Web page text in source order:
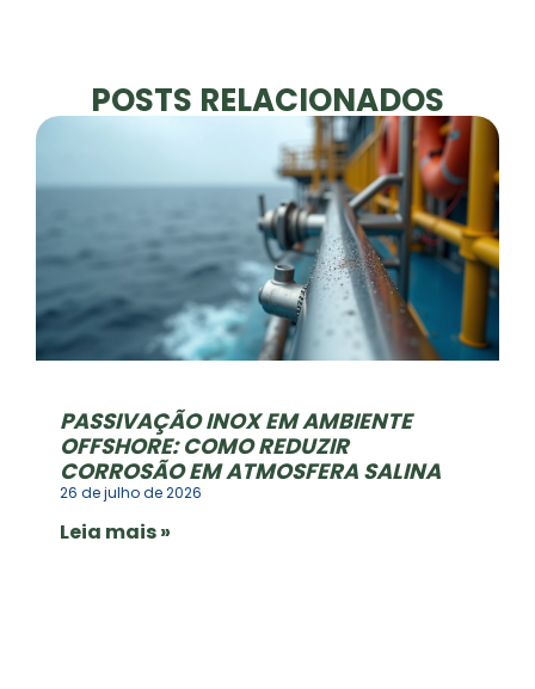
POSTS RELACIONADOS
PASSIVAÇÃO INOX EM AMBIENTE
OFFSHORE: COMO REDUZIR
CORROSÃO EM ATMOSFERA SALINA
26 de julho de 2026
Leia mais »